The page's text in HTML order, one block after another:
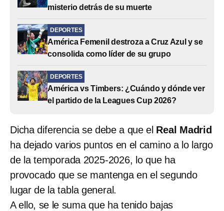
misterio detrás de su muerte
DEPORTES
América Femenil destroza a Cruz Azul y se
consolida como líder de su grupo
DEPORTES
América vs Timbers: ¿Cuándo y dónde ver
el partido de la Leagues Cup 2026?
Dicha diferencia se debe a que el Real Madrid
ha dejado varios puntos en el camino a lo largo
de la temporada 2025-2026, lo que ha
provocado que se mantenga en el segundo
lugar de la tabla general.
A ello, se le suma que ha tenido bajas